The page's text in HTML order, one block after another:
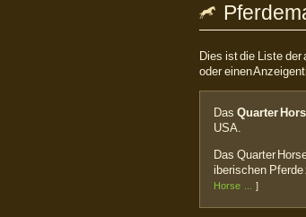
Dies ist die Liste
oder einen
Das Quarter
USA.
Das Quarter
iberischen
Horse ...
]